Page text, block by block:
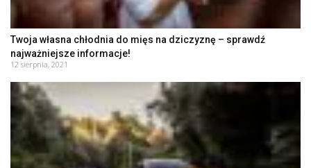
Twoja własna chłodnia do mięs na dziczyznę – sprawdź
najważniejsze informacje!
12 sierpnia, 2021